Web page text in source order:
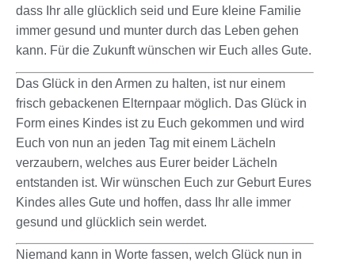
dass Ihr alle glücklich seid und Eure kleine Familie
immer gesund und munter durch das Leben gehen
kann. Für die Zukunft wünschen wir Euch alles Gute.
Das Glück in den Armen zu halten, ist nur einem
frisch gebackenen Elternpaar möglich. Das Glück in
Form eines Kindes ist zu Euch gekommen und wird
Euch von nun an jeden Tag mit einem Lächeln
verzaubern, welches aus Eurer beider Lächeln
entstanden ist. Wir wünschen Euch zur Geburt Eures
Kindes alles Gute und hoffen, dass Ihr alle immer
gesund und glücklich sein werdet.
Niemand kann in Worte fassen, welch Glück nun in